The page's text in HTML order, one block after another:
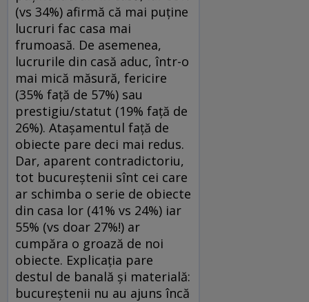
(vs 34%) afirmă că mai puține
lucruri fac casa mai
frumoasă. De asemenea,
lucrurile din casă aduc, într-o
mai mică măsură, fericire
(35% față de 57%) sau
prestigiu/statut (19% față de
26%). Atașamentul față de
obiecte pare deci mai redus.
Dar, aparent contradictoriu,
tot bucureștenii sînt cei care
ar schimba o serie de obiecte
din casa lor (41% vs 24%) iar
55% (vs doar 27%!) ar
cumpăra o groază de noi
obiecte. Explicația pare
destul de banală și materială:
bucureștenii nu au ajuns încă